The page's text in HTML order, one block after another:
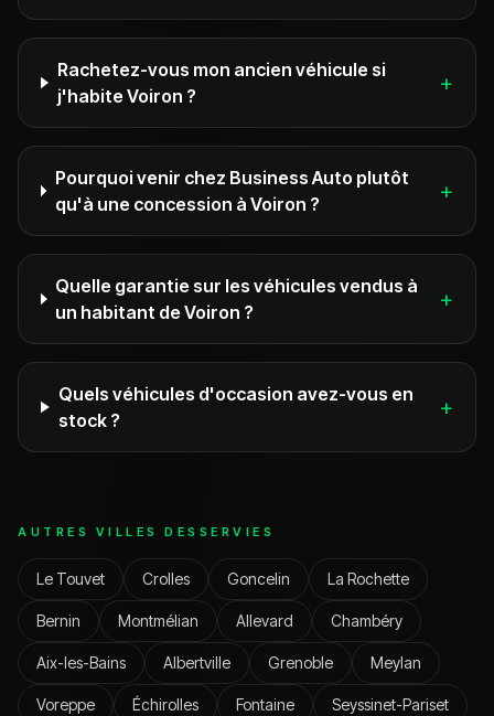
Rachetez-vous mon ancien véhicule si
j'habite Voiron ?
+
Pourquoi venir chez Business Auto plutôt
qu'à une concession à Voiron ?
+
Quelle garantie sur les véhicules vendus à
un habitant de Voiron ?
+
Quels véhicules d'occasion avez-vous en
stock ?
+
AUTRES VILLES DESSERVIES
Le Touvet Crolles Goncelin La Rochette
Bernin Montmélian Allevard Chambéry
Aix-les-Bains Albertville Grenoble Meylan
Voreppe Échirolles Fontaine Seyssinet-Pariset